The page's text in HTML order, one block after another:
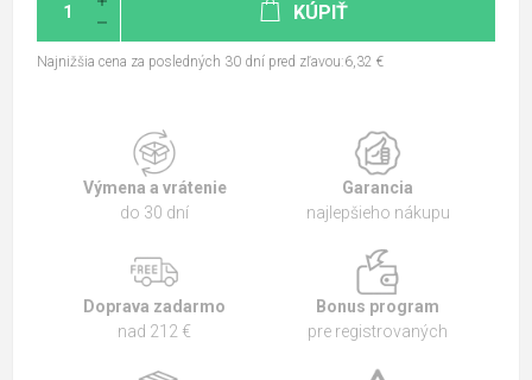
KÚPIŤ
Najnižšia cena za posledných 30 dní pred zľavou:6,32 €
Výmena a vrátenie
do 30 dní
Garancia
najlepšieho nákupu
Doprava zadarmo
nad 212 €
Bonus program
pre registrovaných